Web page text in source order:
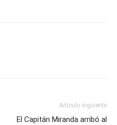
Artículo siguiente
El Capitán Miranda arribó al